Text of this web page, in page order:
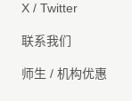
X / Twitter
联系我们
师生 / 机构优惠